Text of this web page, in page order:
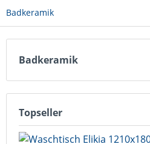
Badkeramik
Badkeramik
Topseller